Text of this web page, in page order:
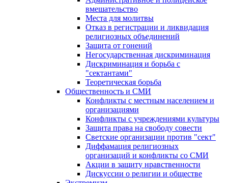
вмешательство
Места для молитвы
Отказ в регистрации и ликвидация
религиозных объединений
Защита от гонений
Негосударственная дискриминация
Дискриминация и борьба с
"сектантами"
Теоретическая борьба
Общественность и СМИ
Конфликты с местным населением и
организациями
Конфликты с учреждениями культуры
Защита права на свободу совести
Светские организации против "сект"
Диффамация религиозных
организаций и конфликты со СМИ
Акции в защиту нравственности
Дискуссии о религии и обществе